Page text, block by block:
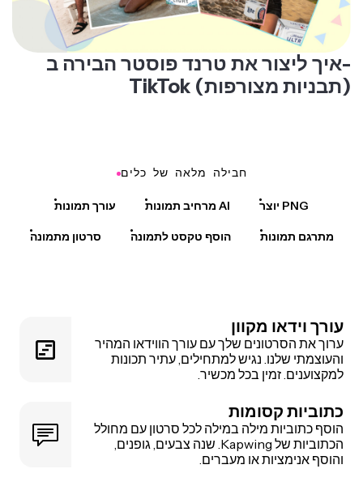
איך ליצור את טרנד פוסטר הבירה ב-
TikTok (תבניות מצורפות)
חבילה מלאה של כלים
עורך תמונות מרחיב תמונות AI יוצר PNG
סרטון מתמונה הוסף טקסט לתמונה מתרגם תמונות
עורך וידאו מקוון
ערוך את הסרטונים שלך עם עורך הווידאו המהיר
והעוצמתי שלנו. נגיש למתחילים, עתיר תכונות
למקצוענים. זמין בכל מכשיר.
כתוביות קסומות
הוסף כתוביות מילה במילה לכל סרטון עם מחולל
הכתוביות של Kapwing. שנה צבעים, גופנים,
והוסף אנימציות או מעברים.